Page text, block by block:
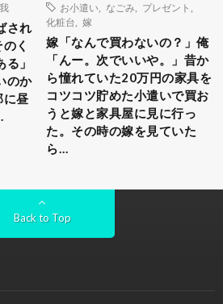
され
く
」
のか
に昼
お小遣い
なごみ プレゼント
化粧台
嫁
嫁「なんで買わないの？」俺
「んー。次でいいや。」昔か
ら憧れていた20万円の家具を
コツコツ貯めた小遣いで買お
うと嫁と家具屋に見に行っ
た。その時の嫁を見ていた
ら…
Back to Top